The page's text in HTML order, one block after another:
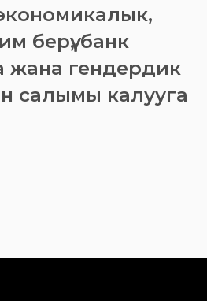
берүү, банк
жана гендердик
салымы калууга